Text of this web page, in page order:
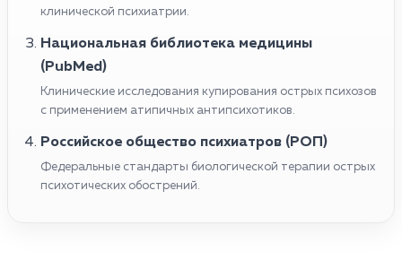
клинической психиатрии.
Национальная библиотека медицины
(PubMed)
Клинические исследования купирования острых психозов
с применением атипичных антипсихотиков.
Российское общество психиатров (РОП)
Федеральные стандарты биологической терапии острых
психотических обострений.